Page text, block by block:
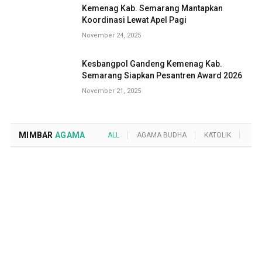
Kemenag Kab. Semarang Mantapkan
Koordinasi Lewat Apel Pagi
November 24, 2025
Kesbangpol Gandeng Kemenag Kab.
Semarang Siapkan Pesantren Award 2026
November 21, 2025
MIMBAR AGAMA ALL AGAMA BUDHA KATOLIK